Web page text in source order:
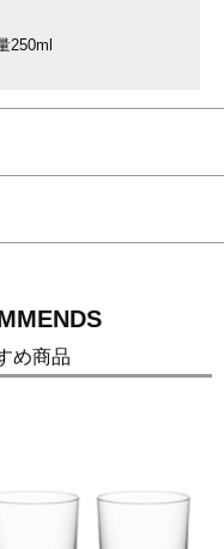
め商品